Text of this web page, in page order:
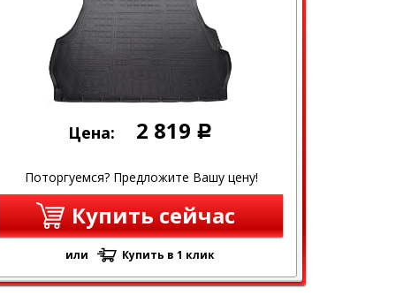
Цена: 2 819 Р
Поторгуемся? Предложите Вашу цену!
Купить сейчас
или Купить в 1 клик